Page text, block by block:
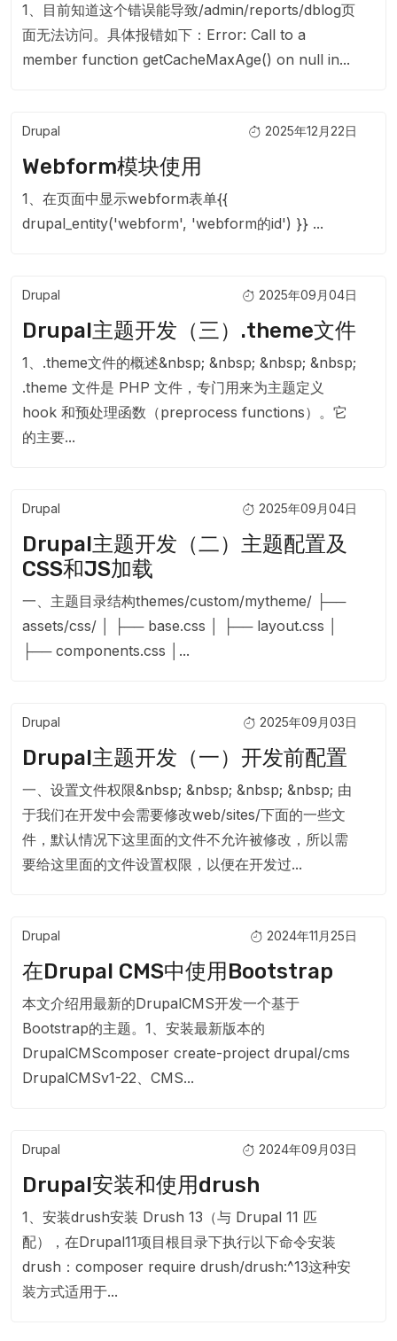
1、目前知道这个错误能导致/admin/reports/dblog页
面无法访问。具体报错如下：Error: Call to a
member function getCacheMaxAge() on null in...
Drupal 2025年12月22日
Webform模块使用
1、在页面中显示webform表单{{
drupal_entity('webform', 'webform的id') }} ...
Drupal 2025年09月04日
Drupal主题开发（三）.theme文件
1、.theme文件的概述&nbsp; &nbsp; &nbsp; &nbsp;
.theme 文件是 PHP 文件，专门用来为主题定义
hook 和预处理函数（preprocess functions）。它
的主要...
Drupal 2025年09月04日
Drupal主题开发（二）主题配置及
CSS和JS加载
一、主题目录结构themes/custom/mytheme/ ├──
assets/css/ │ ├── base.css │ ├── layout.css │
├── components.css │...
Drupal 2025年09月03日
Drupal主题开发（一）开发前配置
一、设置文件权限&nbsp; &nbsp; &nbsp; &nbsp; 由
于我们在开发中会需要修改web/sites/下面的一些文
件，默认情况下这里面的文件不允许被修改，所以需
要给这里面的文件设置权限，以便在开发过...
Drupal 2024年11月25日
在Drupal CMS中使用Bootstrap
本文介绍用最新的DrupalCMS开发一个基于
Bootstrap的主题。1、安装最新版本的
DrupalCMScomposer create-project drupal/cms
DrupalCMSv1-22、CMS...
Drupal 2024年09月03日
Drupal安装和使用drush
1、安装drush安装 Drush 13（与 Drupal 11 匹
配），在Drupal11项目根目录下执行以下命令安装
drush：composer require drush/drush:^13这种安
装方式适用于...